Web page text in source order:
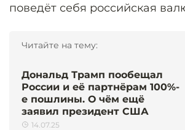
поведёт себя российская
Читайте на тему:
Дональд Трамп пообещал
России и её партнёрам 100%-
е пошлины. О чём ещё
заявил президент США
14.07.25